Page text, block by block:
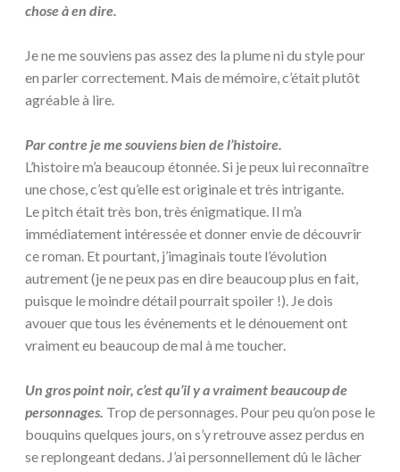
chose à en dire.
Je ne me souviens pas assez des la plume ni du style pour
en parler correctement. Mais de mémoire, c’était plutôt
agréable à lire.
Par contre je me souviens bien de l’histoire.
L’histoire m’a beaucoup étonnée. Si je peux lui reconnaître
une chose, c’est qu’elle est originale et très intrigante.
Le pitch était très bon, très énigmatique. Il m’a
immédiatement intéressée et donner envie de découvrir
ce roman. Et pourtant, j’imaginais toute l’évolution
autrement (je ne peux pas en dire beaucoup plus en fait,
puisque le moindre détail pourrait spoiler !). Je dois
avouer que tous les événements et le dénouement ont
vraiment eu beaucoup de mal à me toucher.
Un gros point noir, c’est qu’il y a vraiment beaucoup de
personnages. Trop de personnages. Pour peu qu’on pose le
bouquins quelques jours, on s’y retrouve assez perdus en
se replongeant dedans. J’ai personnellement dû le lâcher